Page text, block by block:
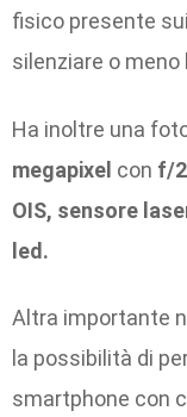
fisico presente
silenziare o
Ha inoltre una
megapixel con f/
OIS, sensore
led.
Altra importante
la possibilità di
smartphone con